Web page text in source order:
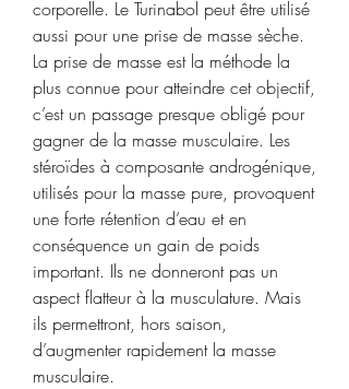
corporelle. Le Turinabol peut être utilisé
aussi pour une prise de masse sèche.
La prise de masse est la méthode la
plus connue pour atteindre cet objectif,
c’est un passage presque obligé pour
gagner de la masse musculaire. Les
stéroïdes à composante androgénique,
utilisés pour la masse pure, provoquent
une forte rétention d’eau et en
conséquence un gain de poids
important. Ils ne donneront pas un
aspect flatteur à la musculature. Mais
ils permettront, hors saison,
d’augmenter rapidement la masse
musculaire.